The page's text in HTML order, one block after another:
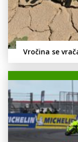
Vročina se